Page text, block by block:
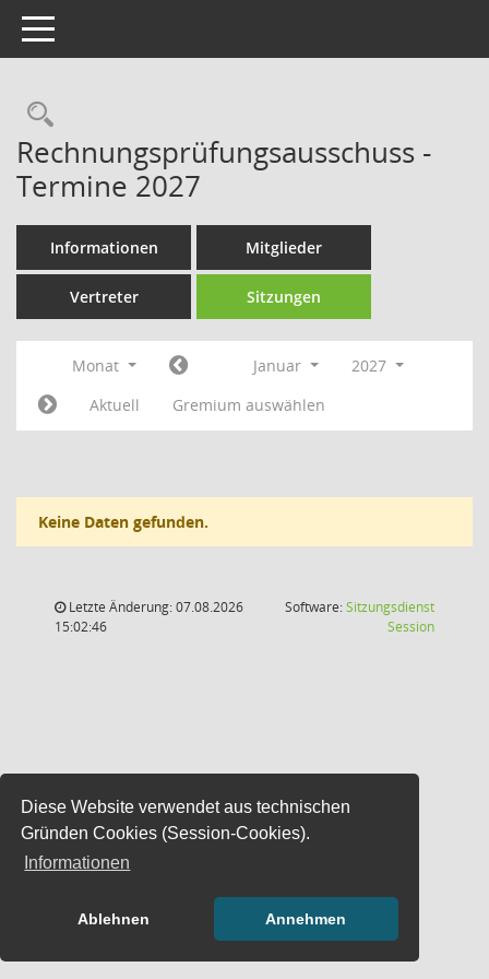
Diese Website verwendet aus technischen
Gründen Cookies (Session-Cookies).
Informationen
Ablehnen Annehmen
Toggle navigation
Rechercheauswahl
Rechnungsprüfungsausschuss -
Termine 2027
Informationen Mitglieder
Vertreter Sitzungen
Monat Januar
2027
Aktuell
Gremium auswählen
Keine Daten gefunden.
Letzte Änderung: 07.08.2026
15:02:46
Software:Sitzungsdienst
Session(Wird in